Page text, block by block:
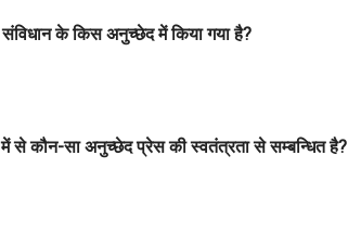
संविधान के किस अनुच्छेद में किया गया है?
में से कौन-सा अनुच्छेद प्रेस की स्वतंत्रता से सम्बन्धित है?